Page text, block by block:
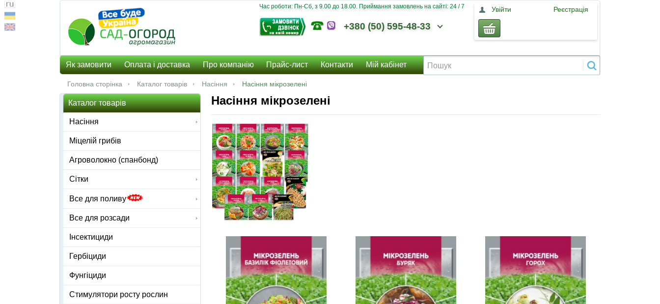
Час роботи: Пн-Сб, з 9.00 до 18.00. Приймання замовлень на сайті: 24 / 7
+380 (50) 595-48-33
Увійти Реєстрація
Як замовити Оплата і доставка Про компанію Прайс-лист Контакти Мій кабінет
Головна сторінка Каталог товарів Насіння Насіння мікрозелені
Насіння мікрозелені
Каталог товарів
Насіння
Міцелій грибів
Агроволокно (спанбонд)
Сітки
Все для поливу
Все для розсади
Інсектициди
Гербіциди
Фунгіциди
Стимулятори росту рослин